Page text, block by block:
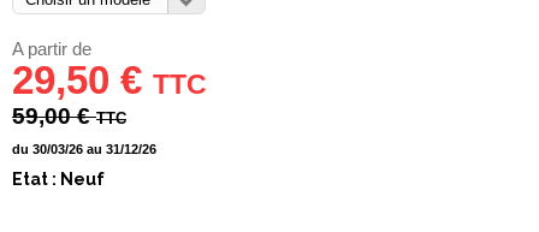
A partir de
29,50 € TTC
59,00 €TTC
du 30/03/26 au 31/12/26
Etat : Neuf